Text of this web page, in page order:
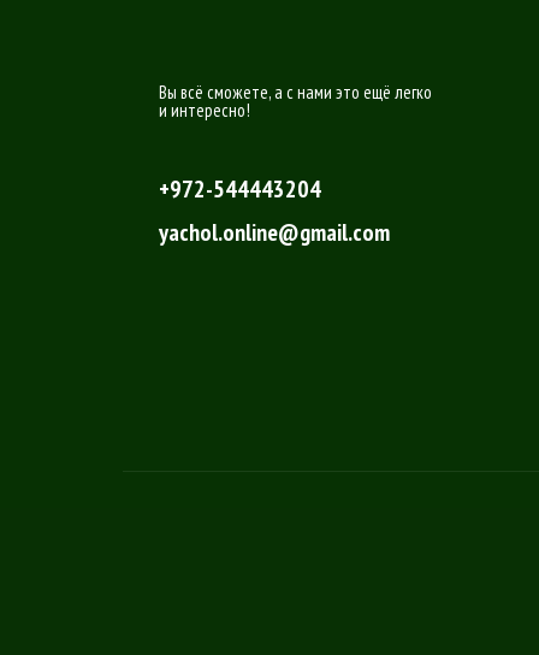
Вы всё сможете, а с нами это ещё легко
и интересно!
+972-544443204
yachol.online@gmail.com